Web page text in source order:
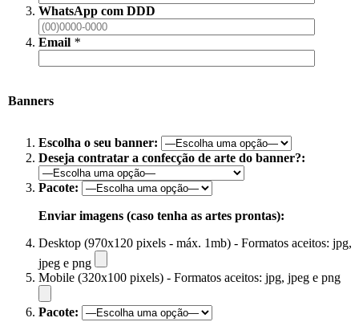
WhatsApp com DDD
Email *
Banners
Escolha o seu banner:
Deseja contratar a confecção de arte do banner?:
Pacote:
Enviar imagens (caso tenha as artes prontas):
Desktop (970x120 pixels - máx. 1mb) - Formatos aceitos: jpg,
jpeg e png
Mobile (320x100 pixels) - Formatos aceitos: jpg, jpeg e png
Pacote: